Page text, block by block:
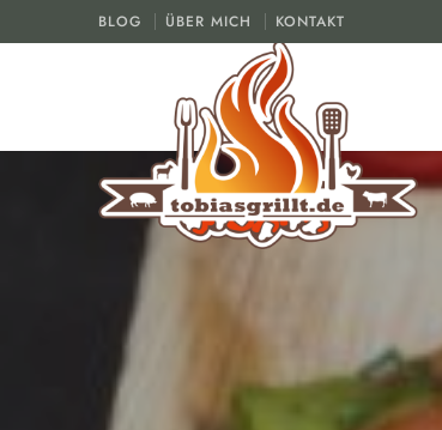
BLOG ÜBER MICH KONTAKT
tobiasgrillt.de
Der Grill und BBQ Blog